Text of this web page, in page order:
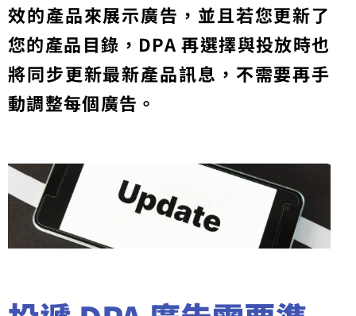
效的產品來展示廣告，並且若您更新了
您的產品目錄，DPA 再選擇與投放時也
將同步更新最新產品訊息，不需要再手
動調整每個廣告。